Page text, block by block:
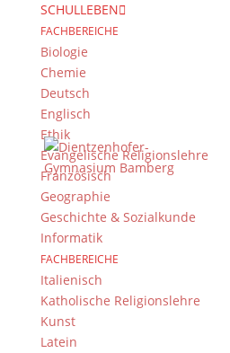
SCHULLEBEN
FACHBEREICHE
Biologie
Chemie
Deutsch
Englisch
Ethik
Evangelische Religionslehre
Französisch
Geographie
Geschichte & Sozialkunde
Informatik
FACHBEREICHE
Italienisch
Katholische Religionslehre
Kunst
Latein